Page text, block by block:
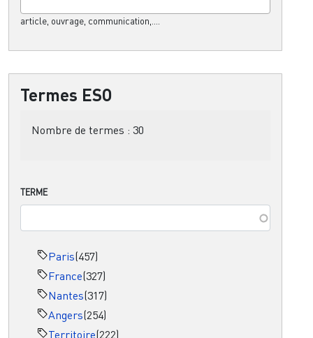
article, ouvrage, communication,....
Termes ESO
Nombre de termes : 30
TERME
Paris(457)
France(327)
Nantes(317)
Angers(254)
Territoire(222)